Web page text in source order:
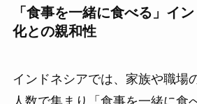
「食事を一緒に食べる」イ
化との親和性
インドネシアでは、家族や職場